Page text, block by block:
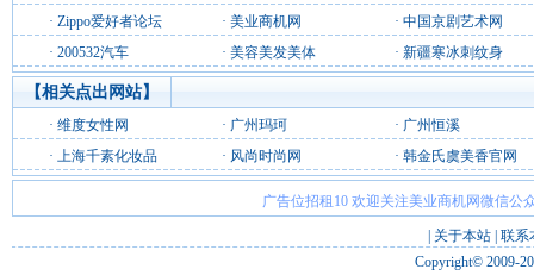
· Zippo爱好者论坛 · 美业商机网 · 中国京剧艺术网
· 200532汽车 · 美容美发美体 · 新疆寒冰刺纹身
【相关点出网站】
· 维度女性网 · 广州玛珂 · 广州恒溪
· 上海千素化妆品 · 风尚时尚网 · 韩金氏虞美香官网
广告位招租10 欢迎关注美业商机网微信公
关于本站 联系
Copyright© 2009-